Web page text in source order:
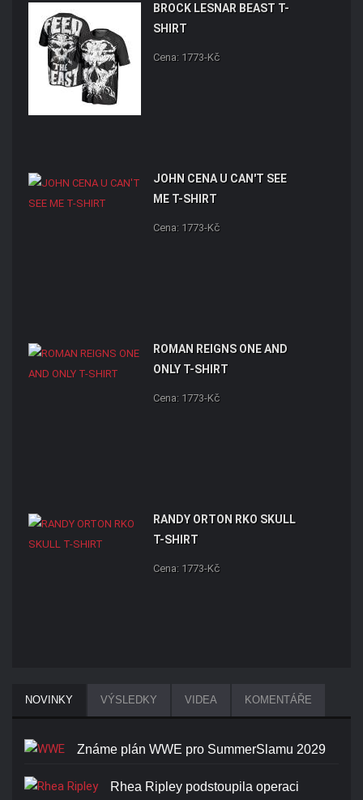
BROCK LESNAR BEAST T-
SHIRT
Cena: 1773-Kč
JOHN CENA U CAN'T SEE
ME T-SHIRT
Cena: 1773-Kč
ROMAN REIGNS ONE AND
ONLY T-SHIRT
Cena: 1773-Kč
RANDY ORTON RKO SKULL
T-SHIRT
Cena: 1773-Kč
NOVINKY VÝSLEDKY VIDEA KOMENTÁŘE
Známe plán WWE pro SummerSlamu 2029
Rhea Ripley podstoupila operaci